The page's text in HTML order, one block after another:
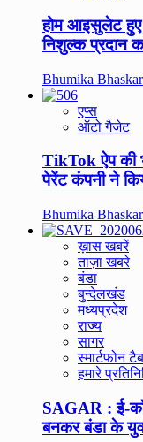
होम आइसुलेट हुए
निशुल्क प्रदान
Bhumika Bhaskar
एप्स
ऑटो गैजेट
TikTok ऐप की
पेरेंट कंपनी ने
Bhumika Bhaskar
ख़ास खबरें
ताज़ा खबरे
बंडा
बुन्देलखंड
मध्यप्रदेश
राज्य
सागर
स्मार्टफोन टैब
हमारे
SAGAR : ई-
बनकर बंडा के